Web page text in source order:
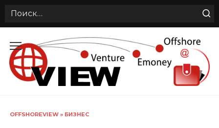
Search
содержанию
OFFSHOREVIEW » БИЗНЕС